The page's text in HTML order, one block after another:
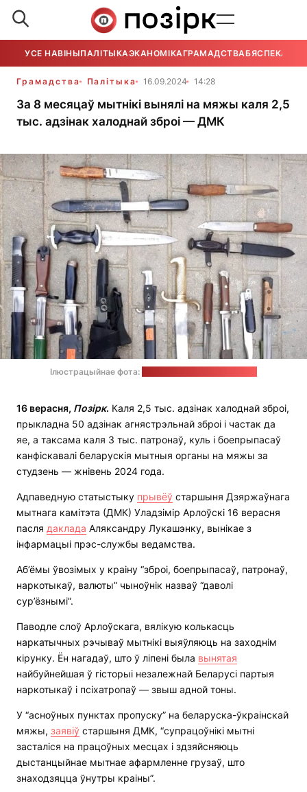
УСЕ НАВІНЫПАЛІТЫКАЭКАНОМІКАГРАМАДСТВАБЯСПЕКА
Грамадства Палітыка 16.09.2024 14:28
За 8 месяцаў мытнікі вынялі на мяжы каля 2,5
тыс. адзінак халоднай зброі — ДМК
Ілюстрацыйнае фота:
16 верасня, Позірк. Каля 2,5 тыс. адзінак халоднай зброі,
прыкладна 50 адзінак агнястрэльнай зброі і частак да
яе, а таксама каля 3 тыс. патронаў, куль і боепрыпасаў
канфіскавалі беларускія мытныя органы на мяжы за
студзень — жнівень 2024 года.
Адпаведную статыстыку прывёў старшыня Дзяржаўнага
мытнага камітэта (ДМК) Уладзімір Арлоўскі 16 верасня
пасля даклада Аляксандру Лукашэнку, вынікае з
інфармацыі прэс-службы ведамства.
Аб’ёмы ўвозімых у краіну “зброі, боепрыпасаў, патронаў,
наркотыкаў, валюты” чыноўнік назваў “даволі
сур’ёзнымі”.
Паводле слоў Арлоўскага, вялікую колькасць
наркатычных рэчываў мытнікі выяўляюць на заходнім
кірунку. Ён нагадаў, што ў ліпені была вынятая
найбуйнейшая ў гісторыі незалежнай Беларусі партыя
наркотыкаў і псіхатропаў — звыш адной тоны.
У “асноўных пунктах пропуску” на беларуска-ўкраінскай
мяжы, заявіў старшыня ДМК, “супрацоўнікі мытні
засталіся на працоўных месцах і здзяйсняюць
дыстанцыйнае мытнае афармленне грузаў, што
знаходзяцца ўнутры краіны”.